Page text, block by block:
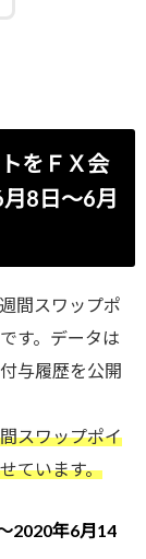
をＦＸ会
8日～6月
間スワップポ
す。データは
与履歴を公開
スワップポイ
ています。
2020年6月14